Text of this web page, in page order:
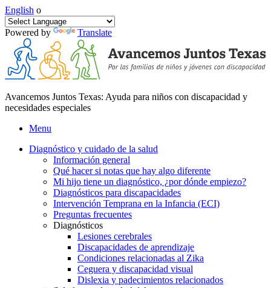
English o
Powered by Translate
Avancemos Juntos Texas: Ayuda para niños con discapacidad y
necesidades especiales
Menu
Diagnóstico y cuidado de la salud
Información general
Qué hacer si notas que hay algo diferente
Mi hijo tiene un diagnóstico, ¿por dónde empiezo?
Diagnósticos para discapacidades
Intervención Temprana en la Infancia (ECI)
Preguntas frecuentes
Diagnósticos
Lesiones cerebrales
Discapacidades de aprendizaje
Condiciones relacionadas al Zika
Ceguera y discapacidad visual
Dislexia y padecimientos relacionados